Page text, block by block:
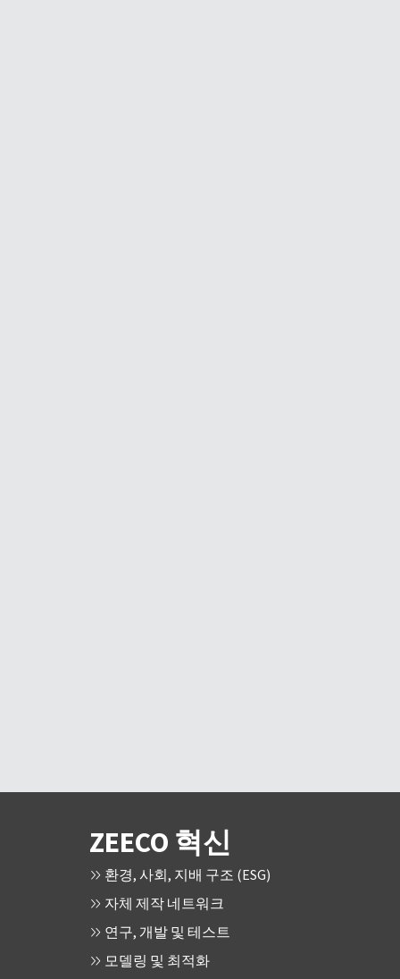
ZEECO 혁신
환경, 사회, 지배 구조 (ESG)
자체 제작 네트워크
연구, 개발 및 테스트
모델링 및 최적화